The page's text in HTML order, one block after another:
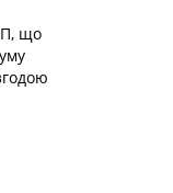
що